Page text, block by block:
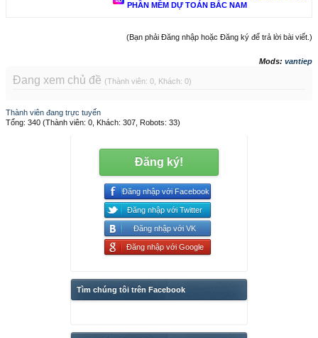
PHẦN MỀM DỰ TOÁN BẮC NAM
(Bạn phải Đăng nhập hoặc Đăng ký để trả lời bài viết.)
Mods: vantiep
Đang xem chủ đề (Thành viên: 0, Khách: 0)
Thành viên đang trực tuyến
Tổng: 340 (Thành viên: 0, Khách: 307, Robots: 33)
Đăng ký!
Đăng nhập với Facebook
Đăng nhập với Twitter
Đăng nhập với VK
Đăng nhập với Google
Tìm chúng tôi trên Facebook